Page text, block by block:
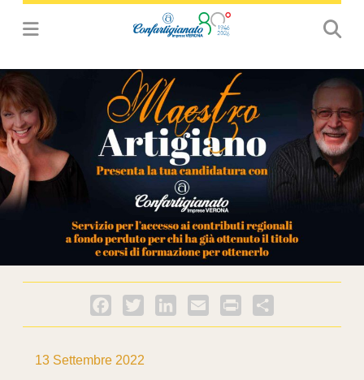
Facebook
Twitter LinkedInEmail PrintFriendly
13 Settembre 2022